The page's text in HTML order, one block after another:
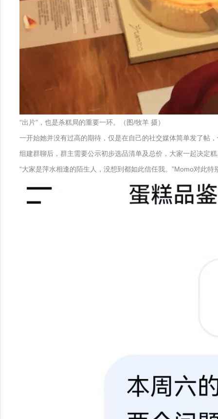
“出片”，也是杀糕局的重要一环。（图/牧羊 摄）
一开始她并没有过高的期待，仅是在自己的社交媒体简单发了帖
组建群聊后，群主需要公示初步选品清单及总价，大家一起决定
“大家是萍水相逢的陌生人，没想到都如此信任我。”Momo对此